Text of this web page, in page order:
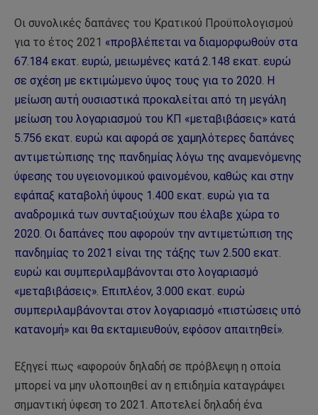
Οι συνολικές δαπάνες του Κρατικού Προϋπολογισμού
για το έτος 2021 «προβλέπεται να διαμορφωθούν στα
67.184 εκατ. ευρώ, μειωμένες κατά 2.148 εκατ. ευρώ
σε σχέση με εκτιμώμενο ύψος τους για το 2020. Η
μείωση αυτή ουσιαστικά προκαλείται από τη μεγάλη
μείωση του λογαριασμού του ΚΠ «μεταβιβάσεις» κατά
5.756 εκατ. ευρώ και αφορά σε χαμηλότερες δαπάνες
αντιμετώπισης της πανδημίας λόγω της αναμενόμενης
ύφεσης του υγειονομικού φαινομένου, καθώς και στην
εφάπαξ καταβολή ύψους 1.400 εκατ. ευρώ για τα
αναδρομικά των συνταξιούχων που έλαβε χώρα το
2020. Οι δαπάνες που αφορούν την αντιμετώπιση της
πανδημίας το 2021 είναι της τάξης των 2.500 εκατ.
ευρώ και συμπεριλαμβάνονται στο λογαριασμό
«μεταβιβάσεις». Επιπλέον, 3.000 εκατ. ευρώ
συμπεριλαμβάνονται στον λογαριασμό «πιστώσεις υπό
κατανομή» και θα εκταμιευθούν, εφόσον απαιτηθεί».
Εξηγεί πως «αφορούν δηλαδή σε πρόβλεψη η οποία
μπορεί να μην υλοποιηθεί αν η επιδημία καταγράψει
σημαντική ύφεση το 2021. Αποτελεί δηλαδή ένα